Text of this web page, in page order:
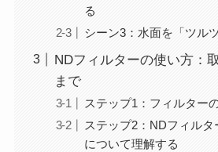
る
シーン3：水面を「ツル
NDフィルターの使い方：
まで
ステップ1：フィルター
ステップ2：NDフィルタ
について理解する